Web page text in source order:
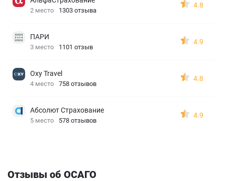
2 место 1303 отзыва
4.8
ПАРИ
3 место 1101 отзыв
4.9
Oxy Travel
4 место 758 отзывов
4.8
Абсолют Страхование
5 место 578 отзывов
4.9
Отзывы об ОСАГО